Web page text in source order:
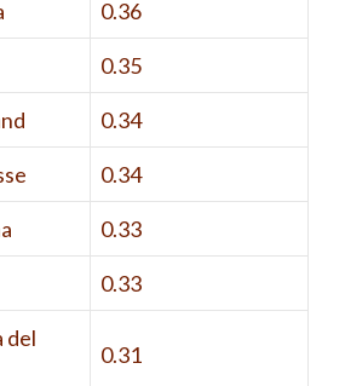
0.36
0.35
0.34
0.34
0.33
0.33
del
0.31